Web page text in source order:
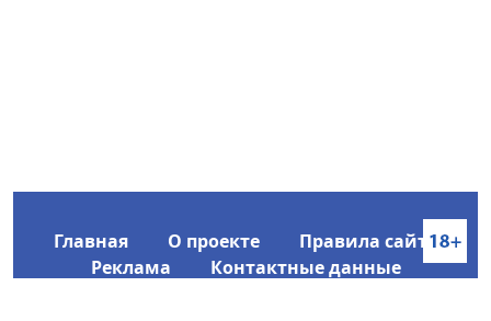
Главная О проекте
Правила сайта
Реклама
Контактные данные